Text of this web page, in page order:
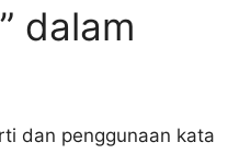
dalam
dan penggunaan kata